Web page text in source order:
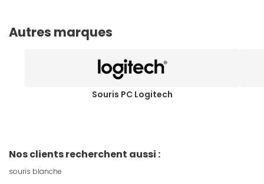
Autres marques
Souris PC Logitech
Nos clients recherchent aussi :
souris blanche